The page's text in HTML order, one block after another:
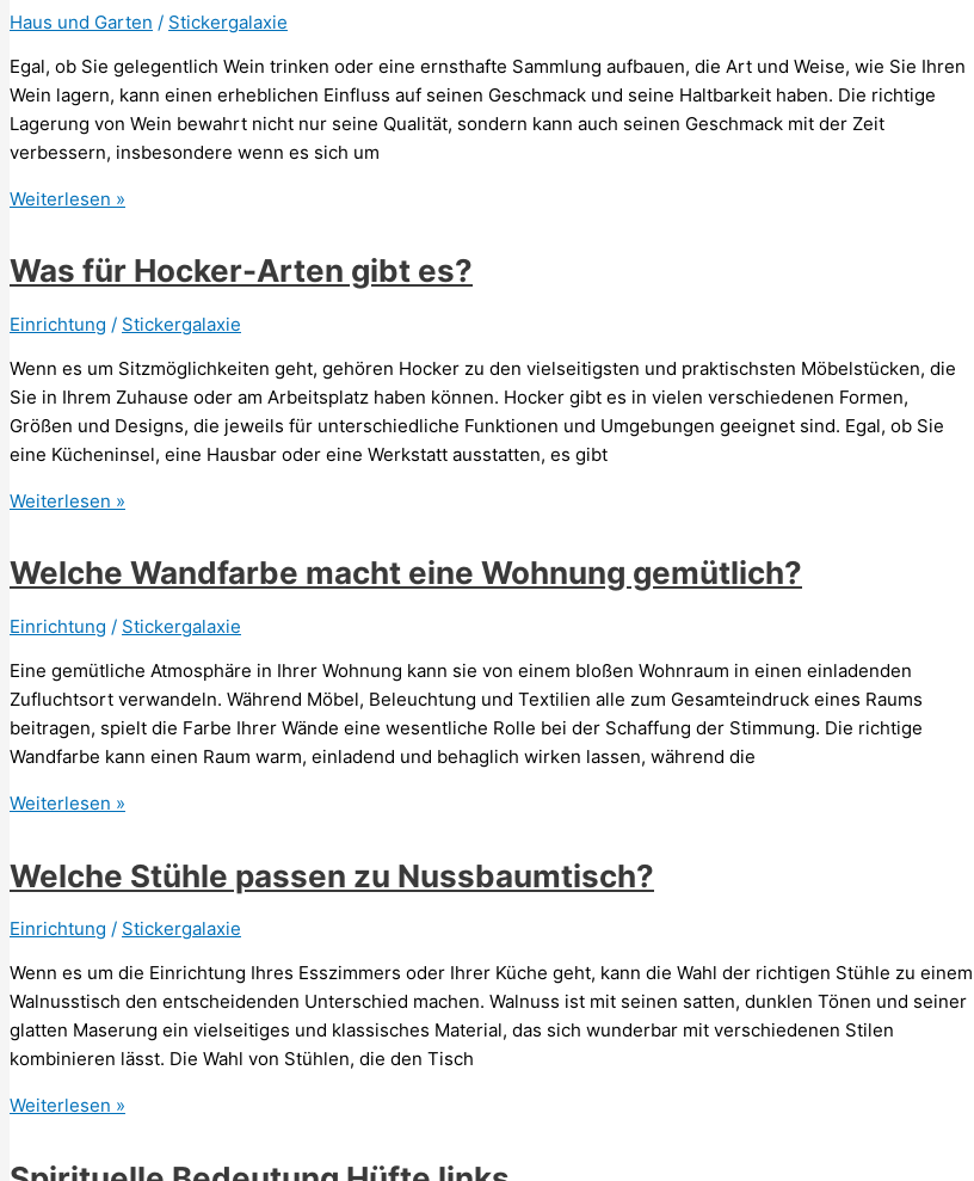
Haus und Garten / Stickergalaxie
Egal, ob Sie gelegentlich Wein trinken oder eine ernsthafte Sammlung aufbauen, die Art und Weise, wie Sie Ihren
Wein lagern, kann einen erheblichen Einfluss auf seinen Geschmack und seine Haltbarkeit haben. Die richtige
Lagerung von Wein bewahrt nicht nur seine Qualität, sondern kann auch seinen Geschmack mit der Zeit
verbessern, insbesondere wenn es sich um
Wein
Hause
lagern:
wichtige
Tipps
Weiterlesen »
Was für Hocker-Arten gibt es?
Einrichtung / Stickergalaxie
Wenn es um Sitzmöglichkeiten geht, gehören Hocker zu den vielseitigsten und praktischsten Möbelstücken, die
Sie in Ihrem Zuhause oder am Arbeitsplatz haben können. Hocker gibt es in vielen verschiedenen Formen,
Größen und Designs, die jeweils für unterschiedliche Funktionen und Umgebungen geeignet sind. Egal, ob Sie
eine Kücheninsel, eine Hausbar oder eine Werkstatt ausstatten, es gibt
Was
Hocker-
Arten
gibt
es?
Weiterlesen »
Welche Wandfarbe macht eine Wohnung gemütlich?
Einrichtung / Stickergalaxie
Eine gemütliche Atmosphäre in Ihrer Wohnung kann sie von einem bloßen Wohnraum in einen einladenden
Zufluchtsort verwandeln. Während Möbel, Beleuchtung und Textilien alle zum Gesamteindruck eines Raums
beitragen, spielt die Farbe Ihrer Wände eine wesentliche Rolle bei der Schaffung der Stimmung. Die richtige
Wandfarbe kann einen Raum warm, einladend und behaglich wirken lassen, während die
Welche
macht
eine
Wohnung
gemütlich?
Weiterlesen »
Welche Stühle passen zu Nussbaumtisch?
Einrichtung / Stickergalaxie
Wenn es um die Einrichtung Ihres Esszimmers oder Ihrer Küche geht, kann die Wahl der richtigen Stühle zu einem
Walnusstisch den entscheidenden Unterschied machen. Walnuss ist mit seinen satten, dunklen Tönen und seiner
glatten Maserung ein vielseitiges und klassisches Material, das sich wunderbar mit verschiedenen Stilen
kombinieren lässt. Die Wahl von Stühlen, die den Tisch
Welche
passen
Weiterlesen »